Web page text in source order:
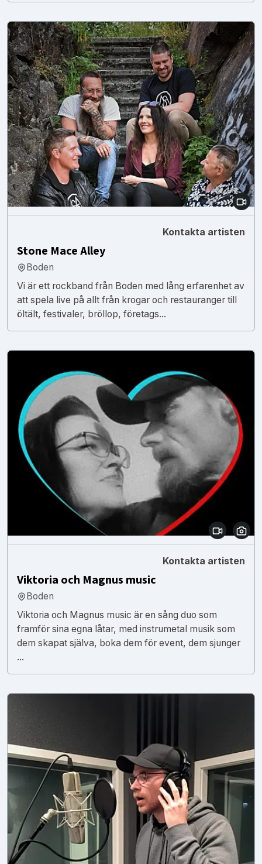
Kontakta artisten
Stone Mace Alley
Boden
Vi är ett rockband från Boden med lång erfarenhet av
att spela live på allt från krogar och restauranger till
öltält, festivaler, bröllop, företags...
Kontakta artisten
Viktoria och Magnus music
Boden
Viktoria och Magnus music är en sång duo som
framför sina egna låtar, med instrumetal musik som
dem skapat själva, boka dem för event, dem sjunger
...